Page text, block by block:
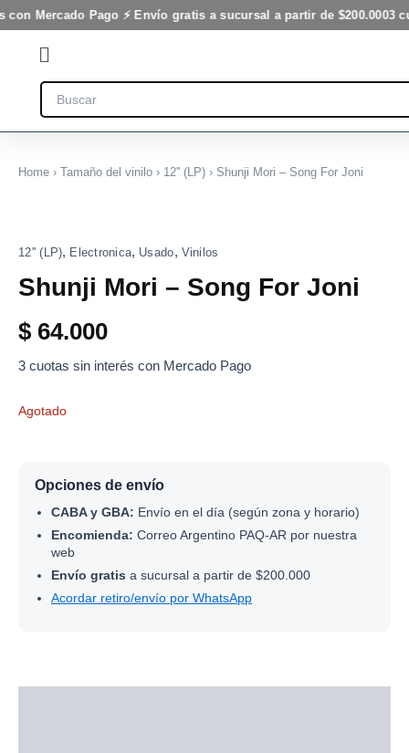
Mercado Pago ⚡ Envío gratis a sucursal a partir de $200.0003
Ir
al
Flyout
Menu
Search
Home › Tamaño del vinilo › 12'' (LP) › Shunji Mori – Song For Joni
12'' (LP), Electronica, Usado, Vinilos
Shunji Mori – Song For Joni
$ 64.000
3 cuotas sin interés con Mercado Pago
Agotado
Opciones de envío
CABA y GBA: Envío en el día (según zona y horario)
Encomienda: Correo Argentino PAQ-AR por nuestra
web
Envío gratis a sucursal a partir de $200.000
Acordar retiro/envío por WhatsApp